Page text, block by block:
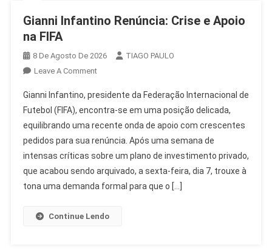
Gianni Infantino Renúncia: Crise e Apoio
na FIFA
8 De Agosto De 2026
TIAGO PAULO
Leave A CommentOn
Infantino
Renúncia:
Crise
E
Apoio
Na
FIFA
Gianni Infantino, presidente da Federação Internacional de
Futebol (FIFA), encontra-se em uma posição delicada,
equilibrando uma recente onda de apoio com crescentes
pedidos para sua renúncia. Após uma semana de
intensas críticas sobre um plano de investimento privado,
que acabou sendo arquivado, a sexta-feira, dia 7, trouxe à
tona uma demanda formal para que o […]
Continue Lendo